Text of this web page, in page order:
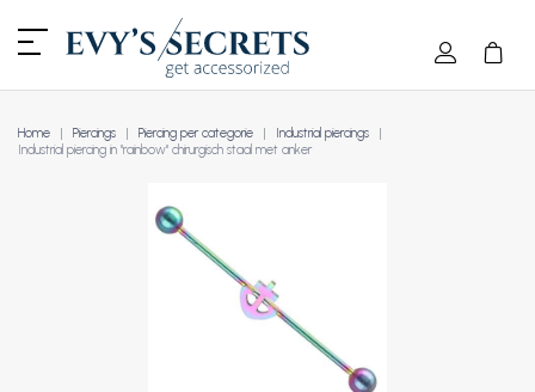
Home Piercings Piercing per categorie
Industrial piercings
Industrial piercing in "rainbow" chirurgisch staal met anker